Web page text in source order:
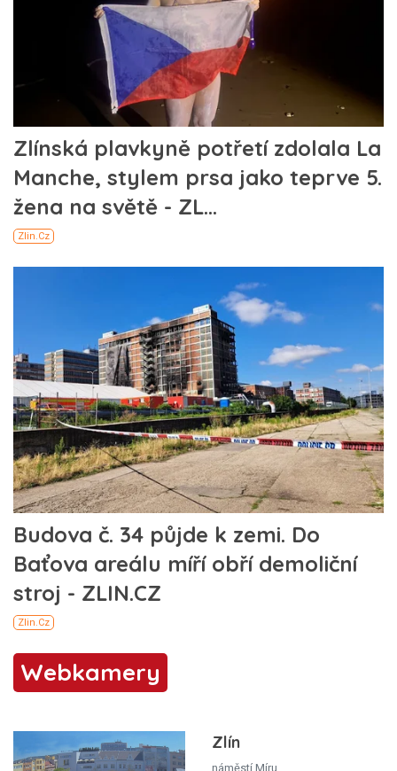
Webkamery
Zlín
náměstí Míru